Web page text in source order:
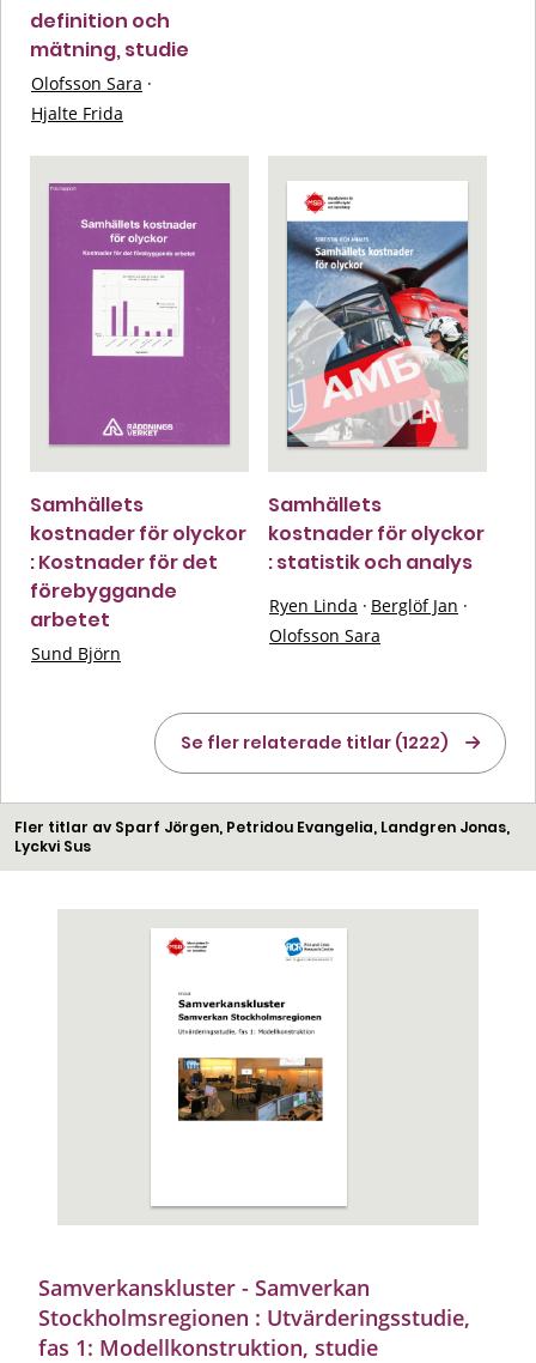
definition och
mätning, studie
Olofsson Sara ·
Hjalte Frida
Samhällets
kostnader för olyckor
: Kostnader för det
förebyggande
arbetet
Sund Björn
Samhällets
kostnader för olyckor
: statistik och analys
Ryen Linda · Berglöf Jan ·
Olofsson Sara
Se fler relaterade titlar (1222)
Fler titlar av Sparf Jörgen, Petridou Evangelia, Landgren Jonas,
Lyckvi Sus
Samverkanskluster - Samverkan
Stockholmsregionen : Utvärderingsstudie,
fas 1: Modellkonstruktion, studie